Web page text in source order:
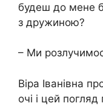
будеш до мене
з дружиною?
– Ми
Віра Іванівна
очі і цей